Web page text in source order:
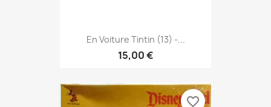
En Voiture Tintin (13) -...
15,00 €
favorite_border